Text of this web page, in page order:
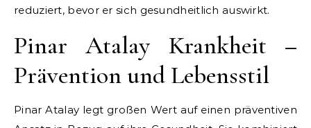
reduziert, bevor er sich gesundheitlich auswirkt.
Pinar Atalay Krankheit –
Prävention und Lebensstil
Pinar Atalay legt großen Wert auf einen präventiven